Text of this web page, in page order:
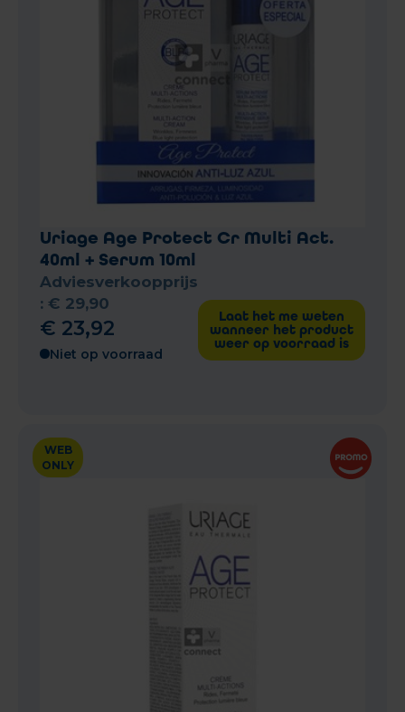
Uriage Age Protect Cr Multi Act.
40ml + Serum 10ml
Adviesverkoopprijs
: € 29,90
€ 23,92
Niet op voorraad
Laat het me weten
wanneer het product
weer op voorraad is
WEB
ONLY